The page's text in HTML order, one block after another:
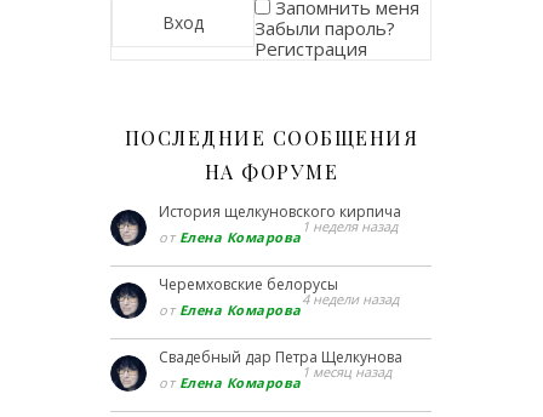
Запомнить меня
Забыли пароль?
Регистрация
ПОСЛЕДНИЕ СООБЩЕНИЯ
НА ФОРУМЕ
История щелкуновского кирпича
от Елена Комарова
1 неделя назад
Черемховские белорусы
от Елена Комарова
4 недели назад
Свадебный дар Петра Щелкунова
от Елена Комарова
1 месяц назад